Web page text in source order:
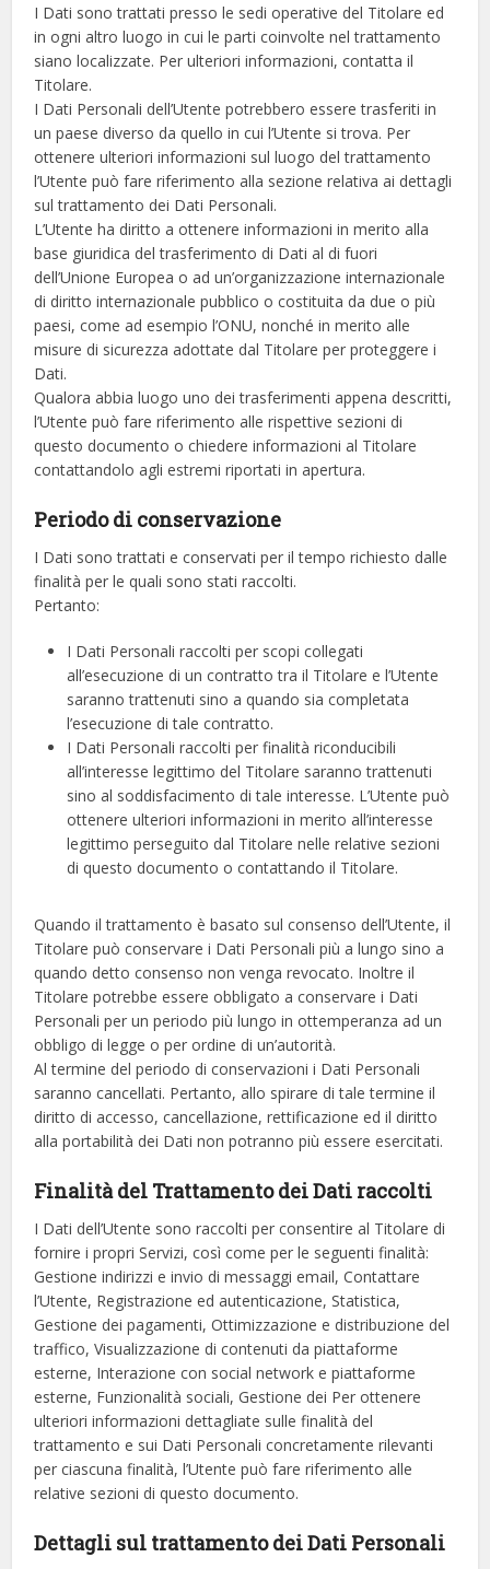
I Dati sono trattati presso le sedi operative del Titolare ed
in ogni altro luogo in cui le parti coinvolte nel trattamento
siano localizzate. Per ulteriori informazioni, contatta il
Titolare.
I Dati Personali dell’Utente potrebbero essere trasferiti in
un paese diverso da quello in cui l’Utente si trova. Per
ottenere ulteriori informazioni sul luogo del trattamento
l’Utente può fare riferimento alla sezione relativa ai dettagli
sul trattamento dei Dati Personali.
L’Utente ha diritto a ottenere informazioni in merito alla
base giuridica del trasferimento di Dati al di fuori
dell’Unione Europea o ad un’organizzazione internazionale
di diritto internazionale pubblico o costituita da due o più
paesi, come ad esempio l’ONU, nonché in merito alle
misure di sicurezza adottate dal Titolare per proteggere i
Dati.
Qualora abbia luogo uno dei trasferimenti appena descritti,
l’Utente può fare riferimento alle rispettive sezioni di
questo documento o chiedere informazioni al Titolare
contattandolo agli estremi riportati in apertura.
Periodo di conservazione
I Dati sono trattati e conservati per il tempo richiesto dalle
finalità per le quali sono stati raccolti.
Pertanto:
I Dati Personali raccolti per scopi collegati
all’esecuzione di un contratto tra il Titolare e l’Utente
saranno trattenuti sino a quando sia completata
l’esecuzione di tale contratto.
I Dati Personali raccolti per finalità riconducibili
all’interesse legittimo del Titolare saranno trattenuti
sino al soddisfacimento di tale interesse. L’Utente può
ottenere ulteriori informazioni in merito all’interesse
legittimo perseguito dal Titolare nelle relative sezioni
di questo documento o contattando il Titolare.
Quando il trattamento è basato sul consenso dell’Utente, il
Titolare può conservare i Dati Personali più a lungo sino a
quando detto consenso non venga revocato. Inoltre il
Titolare potrebbe essere obbligato a conservare i Dati
Personali per un periodo più lungo in ottemperanza ad un
obbligo di legge o per ordine di un’autorità.
Al termine del periodo di conservazioni i Dati Personali
saranno cancellati. Pertanto, allo spirare di tale termine il
diritto di accesso, cancellazione, rettificazione ed il diritto
alla portabilità dei Dati non potranno più essere esercitati.
Finalità del Trattamento dei Dati raccolti
I Dati dell’Utente sono raccolti per consentire al Titolare di
fornire i propri Servizi, così come per le seguenti finalità:
Gestione indirizzi e invio di messaggi email, Contattare
l’Utente, Registrazione ed autenticazione, Statistica,
Gestione dei pagamenti, Ottimizzazione e distribuzione del
traffico, Visualizzazione di contenuti da piattaforme
esterne, Interazione con social network e piattaforme
esterne, Funzionalità sociali, Gestione dei Per ottenere
ulteriori informazioni dettagliate sulle finalità del
trattamento e sui Dati Personali concretamente rilevanti
per ciascuna finalità, l’Utente può fare riferimento alle
relative sezioni di questo documento.
Dettagli sul trattamento dei Dati Personali